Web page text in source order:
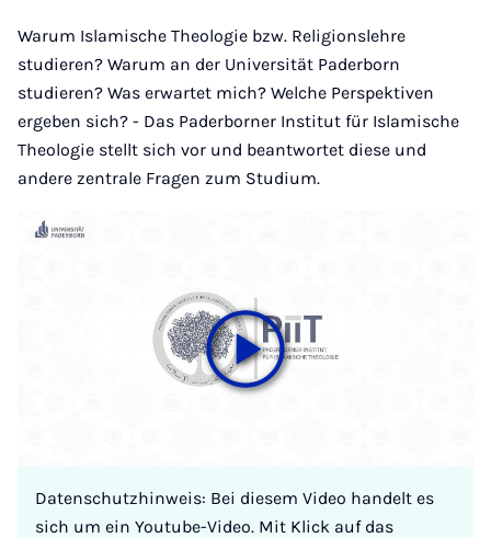
Warum Islamische Theologie bzw. Religionslehre
studieren? Warum an der Universität Paderborn
studieren? Was erwartet mich? Welche Perspektiven
ergeben sich? - Das Paderborner Institut für Islamische
Theologie stellt sich vor und beantwortet diese und
andere zentrale Fragen zum Studium.
Datenschutzhinweis: Bei diesem Video handelt es
sich um ein Youtube-Video. Mit Klick auf das